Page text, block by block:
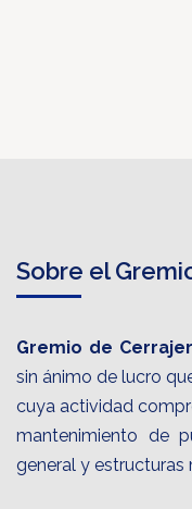
Sobre el
Gremio de
sin ánimo de lucro
cuya actividad
mantenimiento de
general y estructuras